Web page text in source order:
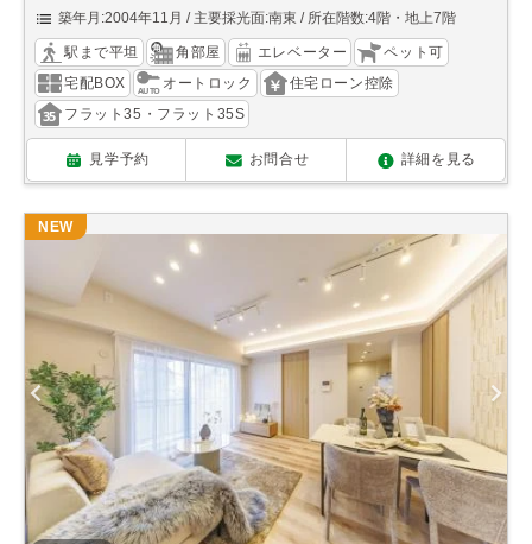
築年月:2004年11月
主要採光面:南東 所在階数:4階・地上7階
駅まで平坦 角部屋 エレベーター
ペット可
宅配BOX
オートロック
住宅ローン控除
フラット35・フラット35S
見学予約 お問合せ 詳細を見る
NEW